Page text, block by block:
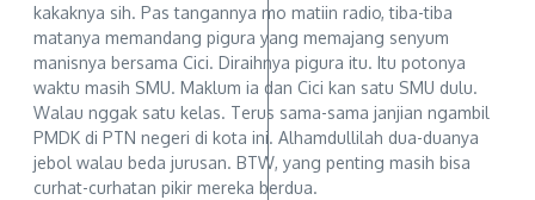
kakaknya sih. Pas tangannya mo matiin radio, tiba-tiba
matanya memandang pigura yang memajang senyum
manisnya bersama Cici. Diraihnya pigura itu. Itu potonya
waktu masih SMU. Maklum ia dan Cici kan satu SMU dulu.
Walau nggak satu kelas. Terus sama-sama janjian ngambil
PMDK di PTN negeri di kota ini. Alhamdullilah dua-duanya
jebol walau beda jurusan. BTW, yang penting masih bisa
curhat-curhatan pikir mereka berdua.